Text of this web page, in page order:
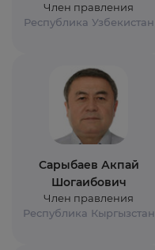
Член правления
Республика Узбекистан
Сарыбаев Акпай
Шогаибович
Член правления
Республика Кыргызстан